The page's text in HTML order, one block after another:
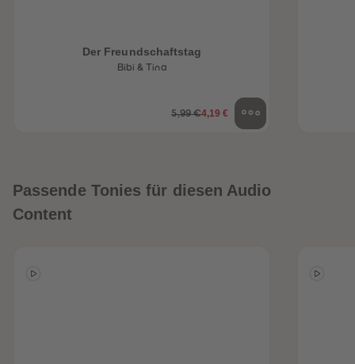
Der Freundschaftstag
Bibi & Tina
5,99 €4,19 €
Passende Tonies für diesen Audio
Content